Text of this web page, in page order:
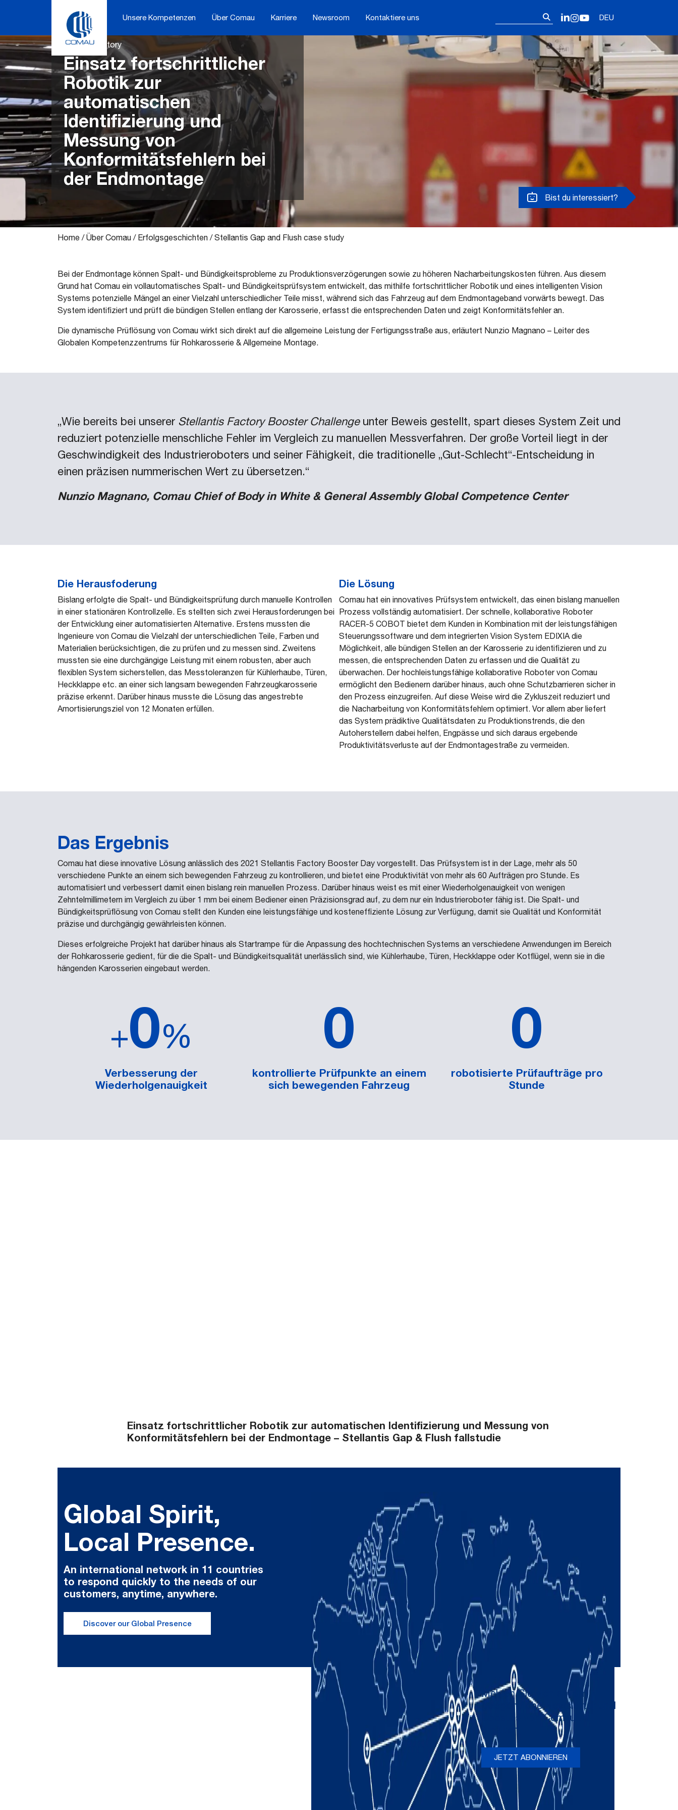
Follow us on
LinkedIn
Instagram
YouTube
DEU
Unsere Kompetenzen Über Comau Karriere Newsroom Kontaktiere uns
Customer Story
Einsatz fortschrittlicher
Robotik zur
automatischen
Identifizierung und
Messung von
Konformitätsfehlern bei
der Endmontage
Bist du interessiert?
Home /Über Comau / Erfolgsgeschichten /Stellantis Gap and Flush case study
Bei der Endmontage können Spalt- und Bündigkeitsprobleme zu Produktionsverzögerungen sowie zu höheren Nacharbeitungskosten führen. Aus diesem
Grund hat Comau ein vollautomatisches Spalt- und Bündigkeitsprüfsystem entwickelt, das mithilfe fortschrittlicher Robotik und eines intelligenten Vision
Systems potenzielle Mängel an einer Vielzahl unterschiedlicher Teile misst, während sich das Fahrzeug auf dem Endmontageband vorwärts bewegt. Das
System identifiziert und prüft die bündigen Stellen entlang der Karosserie, erfasst die entsprechenden Daten und zeigt Konformitätsfehler an.
Die dynamische Prüflösung von Comau wirkt sich direkt auf die allgemeine Leistung der Fertigungsstraße aus, erläutert Nunzio Magnano – Leiter des
Globalen Kompetenzzentrums für Rohkarosserie & Allgemeine Montage.
„Wie bereits bei unserer Stellantis Factory Booster Challengeunter Beweis gestellt, spart dieses System Zeit und
reduziert potenzielle menschliche Fehler im Vergleich zu manuellen Messverfahren. Der große Vorteil liegt in der
Geschwindigkeit des Industrieroboters und seiner Fähigkeit, die traditionelle „Gut-Schlecht“-Entscheidung in
einen präzisen nummerischen Wert zu übersetzen.“
Nunzio Magnano, Comau Chief of Body in White & General Assembly Global Competence Center
Die Herausfoderung
Bislang erfolgte die Spalt- und Bündigkeitsprüfung durch manuelle Kontrollen
in einer stationären Kontrollzelle. Es stellten sich zwei Herausforderungen bei
der Entwicklung einer automatisierten Alternative. Erstens mussten die
Ingenieure von Comau die Vielzahl der unterschiedlichen Teile, Farben und
Materialien berücksichtigen, die zu prüfen und zu messen sind. Zweitens
mussten sie eine durchgängige Leistung mit einem robusten, aber auch
flexiblen System sicherstellen, das Messtoleranzen für Kühlerhaube, Türen,
Heckklappe etc. an einer sich langsam bewegenden Fahrzeugkarosserie
präzise erkennt. Darüber hinaus musste die Lösung das angestrebte
Amortisierungsziel von 12 Monaten erfüllen.
Die Lösung
Comau hat ein innovatives Prüfsystem entwickelt, das einen bislang manuellen
Prozess vollständig automatisiert. Der schnelle, kollaborative Roboter
RACER-5 COBOT bietet dem Kunden in Kombination mit der leistungsfähigen
Steuerungssoftware und dem integrierten Vision System EDIXIA die
Möglichkeit, alle bündigen Stellen an der Karosserie zu identifizieren und zu
messen, die entsprechenden Daten zu erfassen und die Qualität zu
überwachen. Der hochleistungsfähige kollaborative Roboter von Comau
ermöglicht den Bedienern darüber hinaus, auch ohne Schutzbarrieren sicher in
den Prozess einzugreifen. Auf diese Weise wird die Zykluszeit reduziert und
die Nacharbeitung von Konformitätsfehlern optimiert. Vor allem aber liefert
das System prädiktive Qualitätsdaten zu Produktionstrends, die den
Autoherstellern dabei helfen, Engpässe und sich daraus ergebende
Produktivitätsverluste auf der Endmontagestraße zu vermeiden.
Das Ergebnis
Comau hat diese innovative Lösung anlässlich des 2021 Stellantis Factory Booster Day vorgestellt. Das Prüfsystem ist in der Lage, mehr als 50
verschiedene Punkte an einem sich bewegenden Fahrzeug zu kontrollieren, und bietet eine Produktivität von mehr als 60 Aufträgen pro Stunde. Es
automatisiert und verbessert damit einen bislang rein manuellen Prozess. Darüber hinaus weist es mit einer Wiederholgenauigkeit von wenigen
Zehntelmillimetern im Vergleich zu über 1 mm bei einem Bediener einen Präzisionsgrad auf, zu dem nur ein Industrieroboter fähig ist. Die Spalt- und
Bündigkeitsprüflösung von Comau stellt den Kunden eine leistungsfähige und kosteneffiziente Lösung zur Verfügung, damit sie Qualität und Konformität
präzise und durchgängig gewährleisten können.
Dieses erfolgreiche Projekt hat darüber hinaus als Startrampe für die Anpassung des hochtechnischen Systems an verschiedene Anwendungen im Bereich
der Rohkarosserie gedient, für die die Spalt- und Bündigkeitsqualität unerlässlich sind, wie Kühlerhaube, Türen, Heckklappe oder Kotflügel, wenn sie in die
hängenden Karosserien eingebaut werden.
+0%
Verbesserung der
Wiederholgenauigkeit
0
kontrollierte Prüfpunkte an einem
sich bewegenden Fahrzeug
0
robotisierte Prüfaufträge pro
Stunde
Einsatz fortschrittlicher Robotik zur automatischen Identifizierung und Messung von
Konformitätsfehlern bei der Endmontage – Stellantis Gap & Flush fallstudie
Global Spirit,
Local Presence.
An international network in 11 countries
to respond quickly to the needs of our
customers, anytime, anywhere.
Discover our Global Presence
Melden Sie sich an, um
gelegentliche Newsletter und
Updates von Comau zu
erhalten
JETZT ABONNIEREN